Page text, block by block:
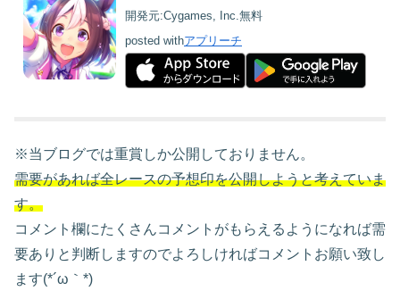
開発元:Cygames, Inc. 無料
posted withアプリーチ
※当ブログでは重賞しか公開しておりません。
需要があれば全レースの予想印を公開しようと考えていま
す。
コメント欄にたくさんコメントがもらえるようになれば需
要ありと判断しますのでよろしければコメントお願い致し
ます(*´ω｀*)